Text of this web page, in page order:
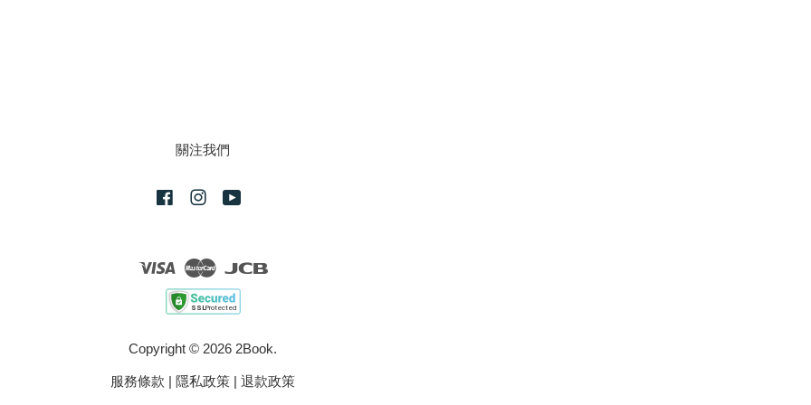
關注我們
FacebookInstagram
Visa Master
Copyright © 2026 2Book.
服務條款 | 隱私政策 | 退款政策